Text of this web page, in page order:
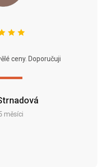
měsíci
ceny. Doporučuji